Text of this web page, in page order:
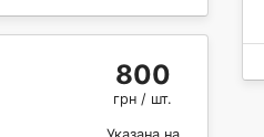
800
грн / шт.